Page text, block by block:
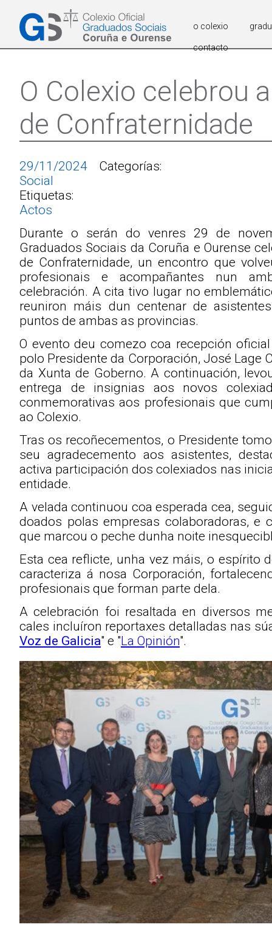
o colexio
contacto
O Colexio celebrou
de Confraternidade
29/11/2024
Categorías:
Social
Etiquetas:
Actos
Durante o serán do venres 29 de
Graduados Sociais da Coruña e Ourense
de Confraternidade, un encontro que
profesionais e acompañantes nun
celebración. A cita tivo lugar no
reuniron máis dun centenar de
puntos de ambas as provincias.
O evento deu comezo coa recepción
polo Presidente da Corporación, José Lage
da Xunta de Goberno. A continuación,
entrega de insignias aos novos
conmemorativas aos profesionais que
ao Colexio.
Tras os recoñecementos, o Presidente
seu agradecemento aos asistentes,
activa participación dos colexiados nas
entidade.
A velada continuou coa esperada cea,
doados polas empresas colaboradoras, e
que marcou o peche dunha noite
Esta cea reflicte, unha vez máis, o espírito
caracteriza á nosa Corporación,
profesionais que forman parte dela.
A celebración foi resaltada en diversos
cales incluíron reportaxes detalladas nas
Voz de Galicia" e "La Opinión".